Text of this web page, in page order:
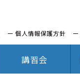
個人情報保護方針
講習会